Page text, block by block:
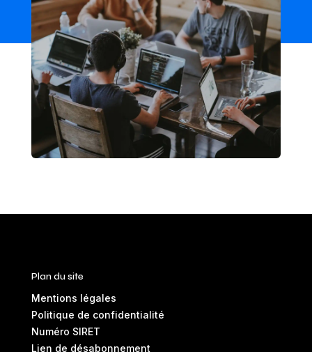
Plan du site
Mentions légales
Politique de confidentialité
Numéro SIRET
Lien de désabonnement